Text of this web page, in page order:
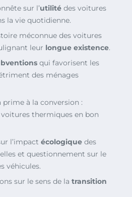
sur l’utilité des voitures
la vie quotidienne.
méconnue des voitures
leur longue existence.
qui favorisent les
des ménages
prime à la conversion :
thermiques en bon
l’impact écologique des
et questionnement sur le
véhicules.
sur le sens de la transition